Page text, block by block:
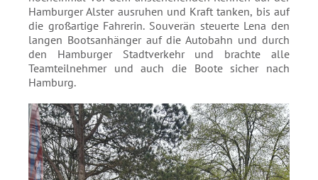
Hamburger Alster ausruhen und Kraft tanken, bis auf
die großartige Fahrerin. Souverän steuerte Lena den
langen Bootsanhänger auf die Autobahn und durch
den Hamburger Stadtverkehr und brachte alle
Teamteilnehmer und auch die Boote sicher nach
Hamburg.